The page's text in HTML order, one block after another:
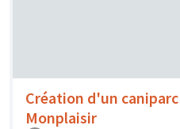
Création d'un caniparc
Monplaisir